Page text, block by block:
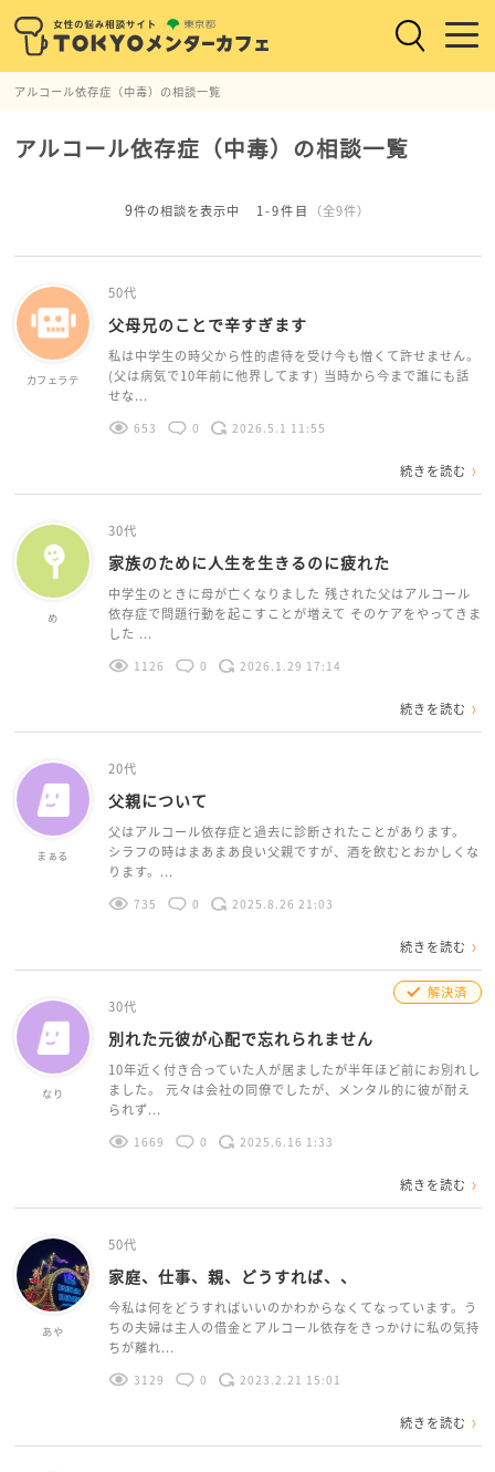
アルコール依存症（中毒）の相談一覧
アルコール依存症（中毒）の相談一覧
9件の相談を表示中 1-9件目 （全9件）
カフェラテ
50代
父母兄のことで辛すぎます
私は中学生の時父から性的虐待を受け今も憎くて許せません。
(父は病気で10年前に他界してます) 当時から今まで誰にも話
せな...
653 0 2026.5.1 11:55
続きを読む
め
30代
家族のために人生を生きるのに疲れた
中学生のときに母が亡くなりました 残された父はアルコール
依存症で問題行動を起こすことが増えて そのケアをやってきま
した ...
1126 0 2026.1.29 17:14
続きを読む
まぁる
20代
父親について
父はアルコール依存症と過去に診断されたことがあります。
シラフの時はまあまあ良い父親ですが、酒を飲むとおかしくな
ります。...
735 0 2025.8.26 21:03
続きを読む
なり
解決済
30代
別れた元彼が心配で忘れられません
10年近く付き合っていた人が居ましたが半年ほど前にお別れし
ました。 元々は会社の同僚でしたが、メンタル的に彼が耐え
られず...
1669 0 2025.6.16 1:33
続きを読む
あや
50代
家庭、仕事、親、どうすれば、、
今私は何をどうすればいいのかわからなくてなっています。う
ちの夫婦は主人の借金とアルコール依存をきっかけに私の気持
ちが離れ...
3129 0 2023.2.21 15:01
続きを読む